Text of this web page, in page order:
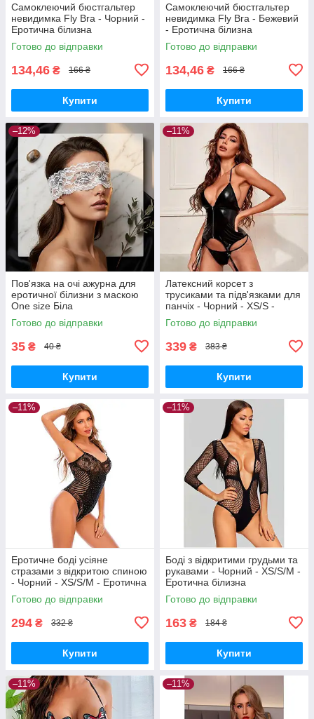
Самоклеючий бюстгальтер
невидимка Fly Bra - Чорний -
Еротична білизна
Готово до відправки
134,46 ₴ 166 ₴
Купити
Самоклеючий бюстгальтер
невидимка Fly Bra - Бежевий
- Еротична білизна
Готово до відправки
134,46 ₴ 166 ₴
Купити
–12%
Пов'язка на очі ажурна для
еротичної білизни з маскою
One size Біла
Готово до відправки
35 ₴ 40 ₴
Купити
–11%
Латексний корсет з
трусиками та підв'язками для
панчіх - Чорний - XS/S -
Еротична білизна
Готово до відправки
339 ₴ 383 ₴
Купити
–11%
Еротичне боді усіяне
стразами з відкритою спиною
- Чорний - XS/S/M - Еротична
білизна
Готово до відправки
294 ₴ 332 ₴
Купити
–11%
Боді з відкритими грудьми та
рукавами - Чорний - XS/S/M -
Еротична білизна
Готово до відправки
163 ₴ 184 ₴
Купити
–11% –11%